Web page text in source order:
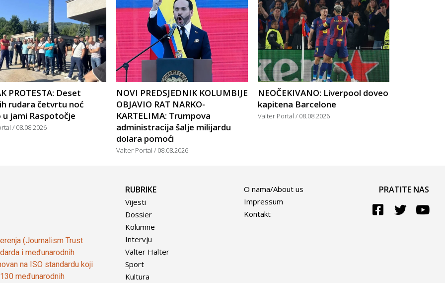
PROTESTA: Deset
rudara četvrtu noć
jami Raspotočje
08.08.2026
NOVI PREDSJEDNIK KOLUMBIJE
OBJAVIO RAT NARKO-
KARTELIMA: Trumpova
administracija šalje milijardu
dolara pomoći
Valter Portal 08.08.2026
NEOČEKIVANO: Liverpool doveo
kapitena Barcelone
Valter Portal 08.08.2026
(Journalism Trust
i međunarodnih
na ISO standardu koji
međunarodnih
RUBRIKE
Vijesti
Dossier
Kolumne
Intervju
Valter Halter
Sport
Kultura
O nama/About us
Impressum
Kontakt
PRATITE NAS